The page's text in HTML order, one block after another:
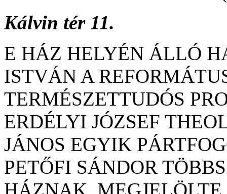
Kálvin tér 11.
E HÁZ HELYÉN ÁLLÓ
ISTVÁN A
TERMÉSZETTUDÓS
ERDÉLYI JÓZSEF
JÁNOS EGYIK
PETŐFI SÁNDOR